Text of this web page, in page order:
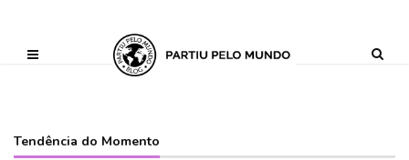
('AI_CONTENT_MARKER_NO_GET_SIDEBAR', true);
Tendência do Momento